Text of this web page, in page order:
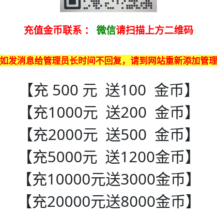
充值金币联系 ： 微信请扫描上方二维码
发消息给管理员长时间不回复，请到网站重新添加管理
【充 500 元 送100 金币】
【充1000元 送200 金币】
【充2000元 送500 金币】
【充5000元 送1200金币】
【充10000元送3000金币】
【充20000元送8000金币】